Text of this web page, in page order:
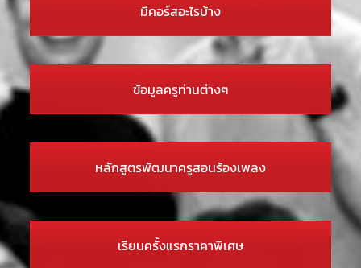
มีคอร์สอะไรบ้าง
ข้อมูลครูท่านต่างๆ
หลักสูตรพัฒนาครูสอนร้องเพลง
เรียนครั้งแรกราคาพิเศษ